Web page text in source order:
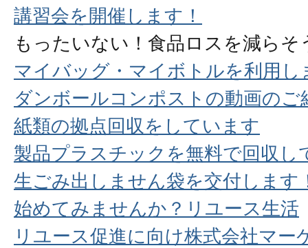
講習会を開催します！
もったいない！食品ロスを減らそ
マイバッグ・マイボトルを利用し
ダンボールコンポストの動画のご
紙類の拠点回収をしています
製品プラスチックを無料で回収し
生ごみ出しません袋を交付します
始めてみませんか？リユース生活
リユース促進に向け株式会社マ